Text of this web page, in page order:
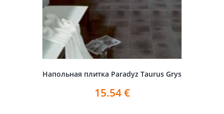
Напольная плитка Paradyz Taurus Grys
15.54€